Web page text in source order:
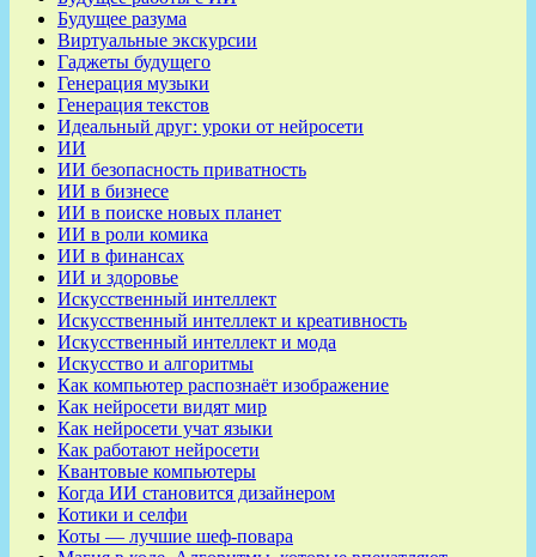
Будущее разума
Виртуальные экскурсии
Гаджеты будущего
Генерация музыки
Генерация текстов
Идеальный друг: уроки от нейросети
ИИ
ИИ безопасность приватность
ИИ в бизнесе
ИИ в поиске новых планет
ИИ в роли комика
ИИ в финансах
ИИ и здоровье
Искусственный интеллект
Искусственный интеллект и креативность
Искусственный интеллект и мода
Искусство и алгоритмы
Как компьютер распознаёт изображение
Как нейросети видят мир
Как нейросети учат языки
Как работают нейросети
Квантовые компьютеры
Когда ИИ становится дизайнером
Котики и селфи
Коты — лучшие шеф-повара